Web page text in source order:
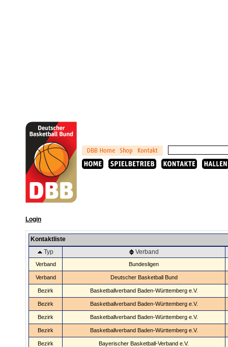
Login
Kontaktliste
Typ
Verband
Verband Bundesligen
Verband Deutscher Basketball Bund
Bezirk Basketballverband Baden-Württemberg e.V.
Bezirk Basketballverband Baden-Württemberg e.V.
Bezirk Basketballverband Baden-Württemberg e.V.
Bezirk Basketballverband Baden-Württemberg e.V.
Bezirk Bayerischer Basketball-Verband e.V.